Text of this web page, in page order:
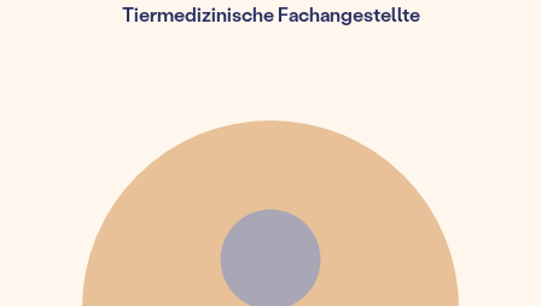
Tiermedizinische Fachangestellte